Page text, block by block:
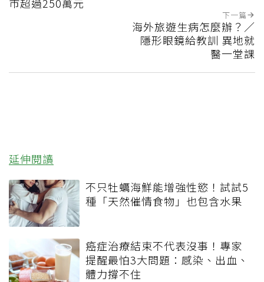
下一篇
海外旅遊生病怎麼辦？／
隱形眼鏡給教訓 異地就
醫一堂課
延伸閱讀
不只牡蠣海鮮能增強性慾！試試5
種「天然催情食物」也包含水果
癌症治療結束不代表沒事！專家
提醒最怕3大問題：感染、出血、
體力撐不住